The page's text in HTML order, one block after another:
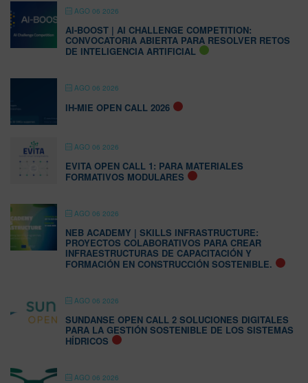
AGO 06 2026
AI-BOOST | AI CHALLENGE COMPETITION:
CONVOCATORIA ABIERTA PARA RESOLVER RETOS
DE INTELIGENCIA ARTIFICIAL
AGO 06 2026
IH-MIE OPEN CALL 2026
AGO 06 2026
EVITA OPEN CALL 1: PARA MATERIALES
FORMATIVOS MODULARES
AGO 06 2026
NEB ACADEMY | SKILLS INFRASTRUCTURE:
PROYECTOS COLABORATIVOS PARA CREAR
INFRAESTRUCTURAS DE CAPACITACIÓN Y
FORMACIÓN EN CONSTRUCCIÓN SOSTENIBLE.
AGO 06 2026
SUNDANSE OPEN CALL 2 SOLUCIONES DIGITALES
PARA LA GESTIÓN SOSTENIBLE DE LOS SISTEMAS
HÍDRICOS
AGO 06 2026